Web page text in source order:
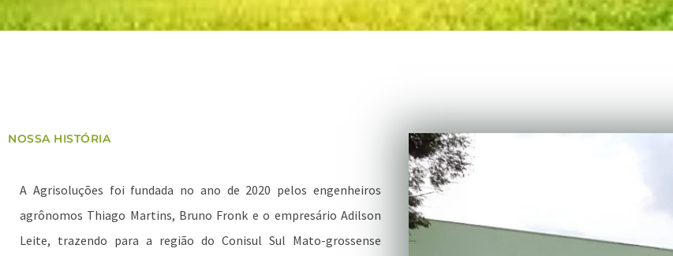
NOSSA HISTÓRIA
A Agrisoluções foi fundada no ano de 2020 pelos engenheiros
agrônomos Thiago Martins, Bruno Fronk e o empresário Adilson
Leite, trazendo para a região do Conisul Sul Mato-grossense